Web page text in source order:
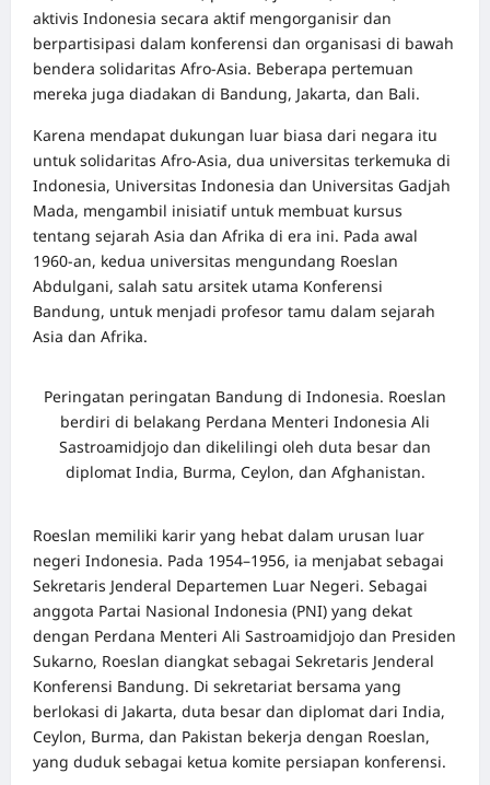
aktivis Indonesia secara aktif mengorganisir dan
berpartisipasi dalam konferensi dan organisasi di bawah
bendera solidaritas Afro-Asia. Beberapa pertemuan
mereka juga diadakan di Bandung, Jakarta, dan Bali.
Karena mendapat dukungan luar biasa dari negara itu
untuk solidaritas Afro-Asia, dua universitas terkemuka di
Indonesia, Universitas Indonesia dan Universitas Gadjah
Mada, mengambil inisiatif untuk membuat kursus
tentang sejarah Asia dan Afrika di era ini. Pada awal
1960-an, kedua universitas mengundang Roeslan
Abdulgani, salah satu arsitek utama Konferensi
Bandung, untuk menjadi profesor tamu dalam sejarah
Asia dan Afrika.
Peringatan peringatan Bandung di Indonesia. Roeslan
berdiri di belakang Perdana Menteri Indonesia Ali
Sastroamidjojo dan dikelilingi oleh duta besar dan
diplomat India, Burma, Ceylon, dan Afghanistan.
Roeslan memiliki karir yang hebat dalam urusan luar
negeri Indonesia. Pada 1954–1956, ia menjabat sebagai
Sekretaris Jenderal Departemen Luar Negeri. Sebagai
anggota Partai Nasional Indonesia (PNI) yang dekat
dengan Perdana Menteri Ali Sastroamidjojo dan Presiden
Sukarno, Roeslan diangkat sebagai Sekretaris Jenderal
Konferensi Bandung. Di sekretariat bersama yang
berlokasi di Jakarta, duta besar dan diplomat dari India,
Ceylon, Burma, dan Pakistan bekerja dengan Roeslan,
yang duduk sebagai ketua komite persiapan konferensi.